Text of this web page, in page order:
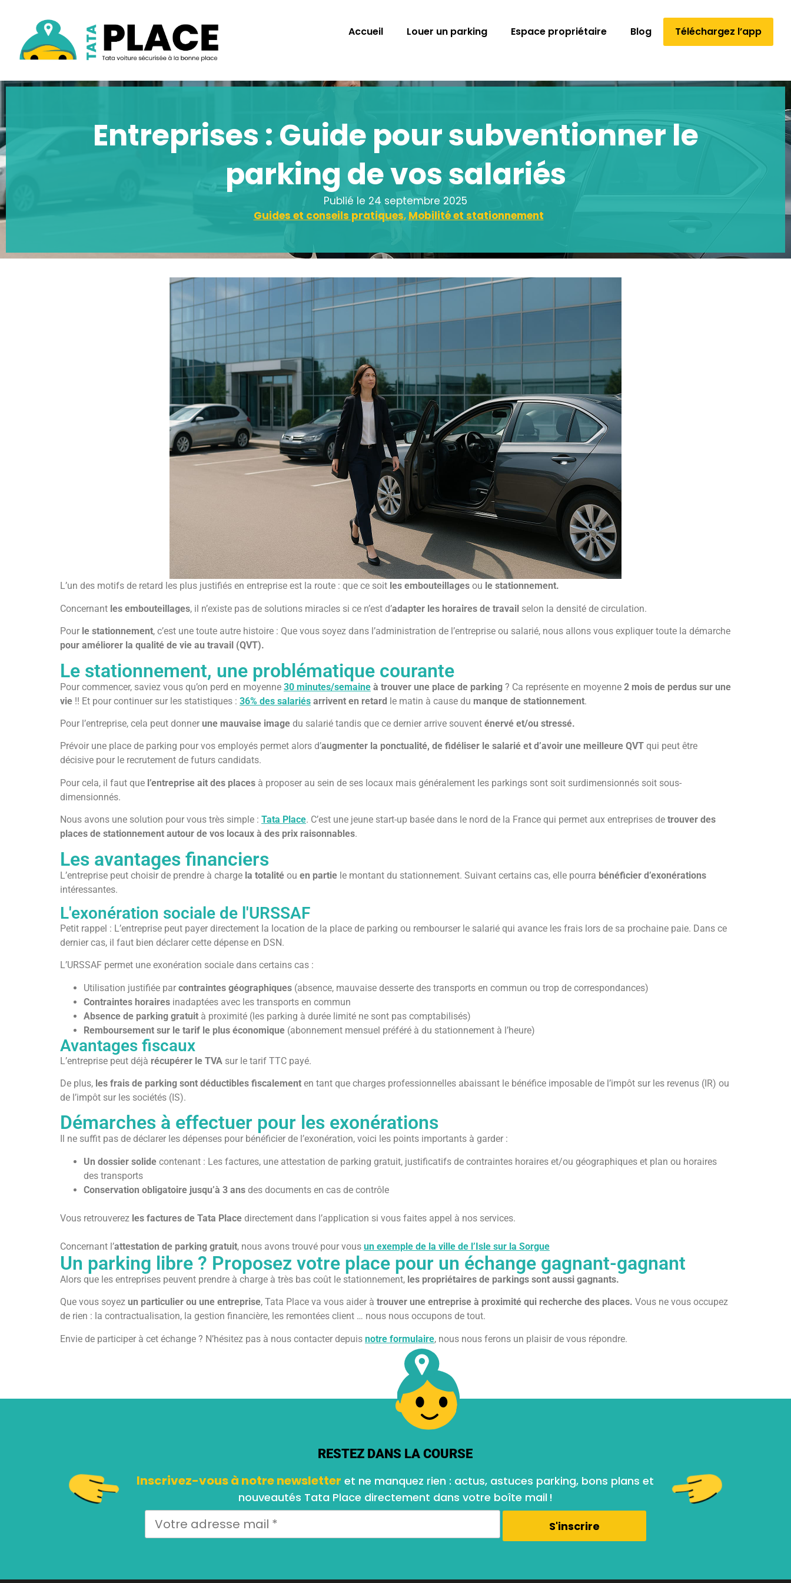
Accueil Louer un parking Espace propriétaire Blog Téléchargez l’app
Entreprises : Guide pour subventionner le
parking de vos salariés
Publié le 24 septembre 2025
Guides et conseils pratiques, Mobilité et stationnement
L’un des motifs de retard les plus justifiés en entreprise est la route : que ce soit les embouteillages ou le stationnement.
Concernant les embouteillages, il n’existe pas de solutions miracles si ce n’est d’adapter les horaires de travail selon la densité de circulation.
Pour le stationnement, c’est une toute autre histoire : Que vous soyez dans l’administration de l’entreprise ou salarié, nous allons vous expliquer toute la démarche
pour améliorer la qualité de vie au travail (QVT).
Le stationnement, une problématique courante
Pour commencer, saviez vous qu’on perd en moyenne 30 minutes/semaine à trouver une place de parking ? Ca représente en moyenne 2 mois de perdus sur une
vie !! Et pour continuer sur les statistiques : 36% des salariés arrivent en retard le matin à cause du manque de stationnement.
Pour l’entreprise, cela peut donner une mauvaise image du salarié tandis que ce dernier arrive souvent énervé et/ou stressé.
Prévoir une place de parking pour vos employés permet alors d’augmenter la ponctualité, de fidéliser le salarié et d’avoir une meilleure QVT qui peut être
décisive pour le recrutement de futurs candidats.
Pour cela, il faut que l’entreprise ait des places à proposer au sein de ses locaux mais généralement les parkings sont soit surdimensionnés soit sous-
dimensionnés.
Nous avons une solution pour vous très simple : Tata Place. C’est une jeune start-up basée dans le nord de la France qui permet aux entreprises de trouver des
places de stationnement autour de vos locaux à des prix raisonnables.
Les avantages financiers
L’entreprise peut choisir de prendre à charge la totalité ou en partie le montant du stationnement. Suivant certains cas, elle pourra bénéficier d’exonérations
intéressantes.
L'exonération sociale de l'URSSAF
Petit rappel : L’entreprise peut payer directement la location de la place de parking ou rembourser le salarié qui avance les frais lors de sa prochaine paie. Dans ce
dernier cas, il faut bien déclarer cette dépense en DSN.
L’URSSAF permet une exonération sociale dans certains cas :
Utilisation justifiée par contraintes géographiques (absence, mauvaise desserte des transports en commun ou trop de correspondances)
Contraintes horaires inadaptées avec les transports en commun
Absence de parking gratuit à proximité (les parking à durée limité ne sont pas comptabilisés)
Remboursement sur le tarif le plus économique (abonnement mensuel préféré à du stationnement à l’heure)
Avantages fiscaux
L’entreprise peut déjà récupérer le TVA sur le tarif TTC payé.
De plus, les frais de parking sont déductibles fiscalement en tant que charges professionnelles abaissant le bénéfice imposable de l’impôt sur les revenus (IR) ou
de l’impôt sur les sociétés (IS).
Démarches à effectuer pour les exonérations
Il ne suffit pas de déclarer les dépenses pour bénéficier de l’exonération, voici les points importants à garder :
Un dossier solide contenant : Les factures, une attestation de parking gratuit, justificatifs de contraintes horaires et/ou géographiques et plan ou horaires
des transports
Conservation obligatoire jusqu’à 3 ans des documents en cas de contrôle
Vous retrouverez les factures de Tata Place directement dans l’application si vous faites appel à nos services.
Concernant l’attestation de parking gratuit, nous avons trouvé pour vous un exemple de la ville de l’Isle sur la Sorgue
Un parking libre ? Proposez votre place pour un échange gagnant-gagnant
Alors que les entreprises peuvent prendre à charge à très bas coût le stationnement, les propriétaires de parkings sont aussi gagnants.
Que vous soyez un particulier ou une entreprise, Tata Place va vous aider à trouver une entreprise à proximité qui recherche des places. Vous ne vous occupez
de rien : la contractualisation, la gestion financière, les remontées client … nous nous occupons de tout.
Envie de participer à cet échange ? N’hésitez pas à nous contacter depuis notre formulaire, nous nous ferons un plaisir de vous répondre.
RESTEZ DANS LA COURSE
Inscrivez-vous à notre newsletter et ne manquez rien : actus, astuces parking, bons plans et
nouveautés Tata Place directement dans votre boîte mail !